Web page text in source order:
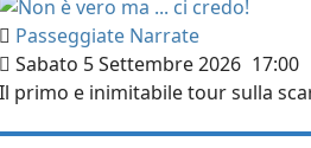
Passeggiate Narrate
Sabato 5 Settembre 2026 17:00
Il primo e inimitabile tour sulla